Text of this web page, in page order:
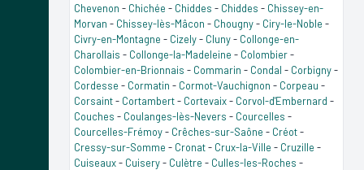
Chevenon - Chichée - Chiddes - Chiddes - Chissey-en-
Morvan - Chissey-lès-Mâcon - Chougny- Ciry-le-Noble -
Civry-en-Montagne - Cizely- Cluny- Collonge-en-
Charollais - Collonge-la-Madeleine - Colombier-
Colombier-en-Brionnais - Commarin - Condal - Corbigny-
Cordesse - Cormatin - Cormot-Vauchignon - Corpeau -
Corsaint- Cortambert- Cortevaix- Corvol-d'Embernard -
Couches - Coulanges-lès-Nevers - Courcelles -
Courcelles-Frémoy- Crêches-sur-Saône - Créot-
Cressy-sur-Somme - Cronat- Crux-la-Ville - Cruzille -
Cuiseaux- Cuisery- Culètre - Culles-les-Roches -